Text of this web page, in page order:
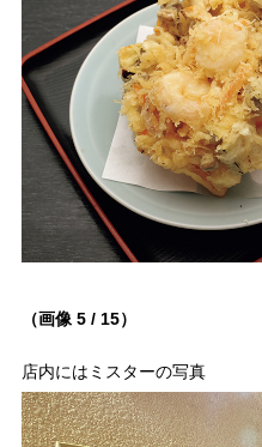
（画像 5 / 15）
店内にはミスターの写真